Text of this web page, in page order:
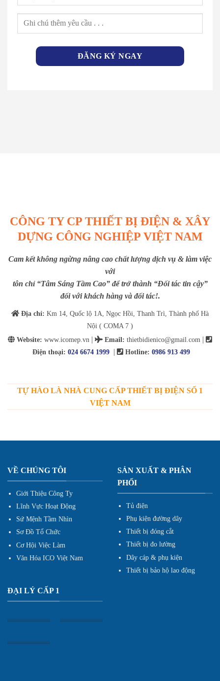
CÔNG TY CP THIẾT BỊ ĐIỆN & XÂY
DỰNG CÔNG NGHIỆP VIỆT NAM
Cam kết không ngừng nâng cao chất lượng dịch vụ & làm việc
với
tôn chỉ “Tâm Sáng Tầm Cao” để trở thành “Đối tác tin cậy”
đối với khách hàng và đối tác!.
Địa chỉ: Km 14, Quốc lộ 1A, Ngọc Hồi, Thanh Trì, Thành phố Hà
Nội ( COMA 7 )
Website: www.icomep.vn | Email: thietbidienico@gmail.com |
Điện thoại: 024 6674 1999 | Hotline: 0986 913 499
TỰ HÀO LÀ NHÀ CUNG CẤP THIẾT BỊ ĐIỆN SỐ 1
VIỆT NAM
VỀ CHÚNG TÔI
Giới Thiệu Công Ty
Lĩnh Vực Hoạt Động
Sứ Mệnh Tầm Nhìn
Sơ Đồ Tổ Chức
Cơ Hội Việc Làm
Văn Hóa ICO Việt Nam
SẢN XUẤT & PHÂN
PHỐI
Tủ điện
Phụ kiện đường dây
Thiết bị đóng cắt
Thiết bị đo lường
Dây cáp & phụ kiện
Thiết bị bảo hộ lao động
ĐẠI LÝ CẤP 1